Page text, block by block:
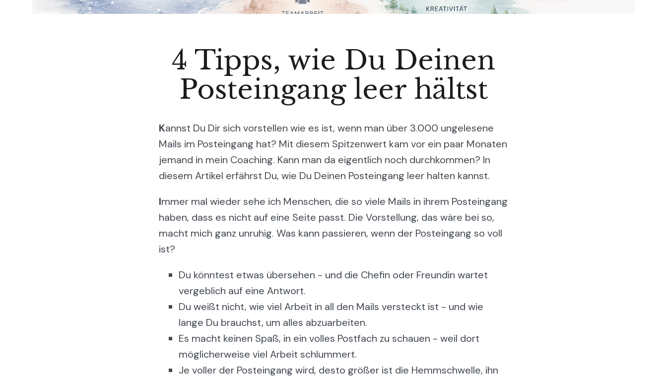
4 Tipps, wie Du Deinen
Posteingang leer hältst
Kannst Du Dir sich vorstellen wie es ist, wenn man über 3.000 ungelesene
Mails im Posteingang hat? Mit diesem Spitzenwert kam vor ein paar Monaten
jemand in mein Coaching. Kann man da eigentlich noch durchkommen? In
diesem Artikel erfährst Du, wie Du Deinen Posteingang leer halten kannst.
Immer mal wieder sehe ich Menschen, die so viele Mails in ihrem Posteingang
haben, dass es nicht auf eine Seite passt. Die Vorstellung, das wäre bei so,
macht mich ganz unruhig. Was kann passieren, wenn der Posteingang so voll
ist?
Du könntest etwas übersehen - und die Chefin oder Freundin wartet
vergeblich auf eine Antwort.
Du weißt nicht, wie viel Arbeit in all den Mails versteckt ist - und wie
lange Du brauchst, um alles abzuarbeiten.
Es macht keinen Spaß, in ein volles Postfach zu schauen - weil dort
möglicherweise viel Arbeit schlummert.
Je voller der Posteingang wird, desto größer ist die Hemmschwelle, ihn